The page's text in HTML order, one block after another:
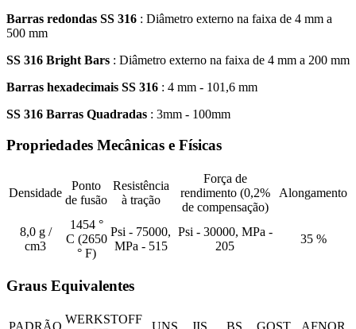
Barras redondas SS 316 : Diâmetro externo na faixa de 4 mm a
500 mm
SS 316 Bright Bars : Diâmetro externo na faixa de 4 mm a 200 mm
Barras hexadecimais SS 316 : 4 mm - 101,6 mm
SS 316 Barras Quadradas : 3mm - 100mm
Propriedades Mecânicas e Físicas
Densidade
Ponto
de fusão
Resistência
à tração
Força de
rendimento (0,2%
de compensação)
Alongamento
8,0 g /
cm3
1454 °
C (2650
° F)
Psi - 75000,
MPa - 515
Psi - 30000, MPa -
205
35 %
Graus Equivalentes
PADRÃO
WERKSTOFF
UNS JIS BS GOST AFNOR